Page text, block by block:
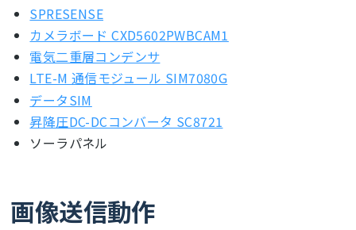
SPRESENSE
カメラボード CXD5602PWBCAM1
電気二重層コンデンサ
LTE-M 通信モジュール SIM7080G
データSIM
昇降圧DC-DCコンバータ SC8721
ソーラパネル
画像送信動作